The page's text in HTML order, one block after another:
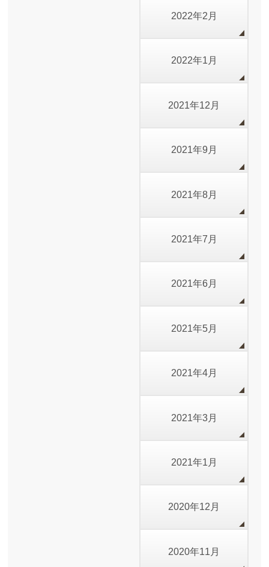
2022年2月
2022年1月
2021年12月
2021年9月
2021年8月
2021年7月
2021年6月
2021年5月
2021年4月
2021年3月
2021年1月
2020年12月
2020年11月